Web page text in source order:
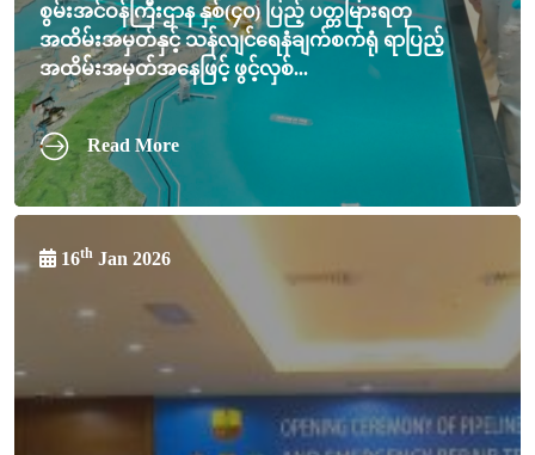
စွမ်းအင်ဝန်ကြီးဌာန နှစ်(၄၀) ပြည့် ပတ္တမြားရတု
အထိမ်းအမှတ်နှင့် သန်လျင်ရေနံချက်စက်ရုံ ရာပြည့်
အထိမ်းအမှတ်အနေဖြင့် ဖွင့်လှစ်...
Read More
16th Jan 2026